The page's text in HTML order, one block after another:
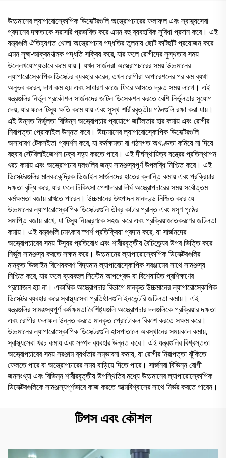
উচ্চমানের ল্যাপারোস্কোপিক ডিসেক্টরগুলি অস্ত্রোপচারের ফলাফল এবং স্বাস্থ্যসেবা
প্রদানের দক্ষতাকে সরাসরি প্রভাবিত করে এমন বহু ব্যবহারিক সুবিধা প্রদান করে। এই
যন্ত্রগুলি ঐতিহ্যগত খোলা অস্ত্রোপচার পদ্ধতির তুলনায় ছোট কাটছাঁট প্রয়োজন করে
এমন সূক্ষ্ম-আক্রমণাত্মক পদ্ধতি সক্রিয় করে, যার ফলে রোগীদের সুস্থতার সময়
উল্লেখযোগ্যভাবে কমে যায়। যখন সার্জনরা অস্ত্রোপচারের সময় উচ্চমানের
ল্যাপারোস্কোপিক ডিসেক্টর ব্যবহার করেন, তখন রোগীরা অপারেশনের পর কম ব্যথা
অনুভব করেন, দাগ কম হয় এবং সাধারণ কাজে ফিরে আসতে দ্রুত সময় লাগে। এই
যন্ত্রগুলির নির্ভুল প্রকৌশল সার্জনদের জটিল ডিসেকশন করতে বেশি নির্ভুলতার সুযোগ
দেয়, যার ফলে টিস্যু ক্ষতি কমে যায় এবং সুস্থ শারীরবৃত্তীয় গঠনগুলি রক্ষা করা যায়।
এই উন্নত নির্ভুলতা বিভিন্ন অস্ত্রোপচার প্রয়োগে জটিলতার হার কমায় এবং রোগীর
নিরাপত্তা প্রোফাইল উন্নত করে। উচ্চমানের ল্যাপারোস্কোপিক ডিসেক্টরগুলি
অসাধারণ টেকসইতা প্রদর্শন করে, যা কর্মক্ষমতা বা গঠনগত অখণ্ডতা কমিয়ে না দিয়ে
বহুবার স্টেরিলাইজেশন চক্র সহ্য করতে পারে। এই দীর্ঘস্থায়িত্ব যন্ত্রের প্রতিস্থাপন
খরচ কমায় এবং অস্ত্রোপচার দলগুলির জন্য সামঞ্জস্যপূর্ণ উপলব্ধি নিশ্চিত করে। এই
ডিসেক্টরগুলির মানব-কেন্দ্রিক ডিজাইন সার্জনদের হাতের ক্লান্তি কমায় এবং প্রক্রিয়ার
দক্ষতা বৃদ্ধি করে, যার ফলে চিকিৎসা পেশাদাররা দীর্ঘ অস্ত্রোপচারের সময় সর্বোত্তম
কর্মক্ষমতা বজায় রাখতে পারেন। উচ্চমানের উৎপাদন মানদণ্ড নিশ্চিত করে যে
উচ্চমানের ল্যাপারোস্কোপিক ডিসেক্টরগুলি তীব্র কাটার প্রান্ত এবং মসৃণ পৃষ্ঠের
সমাপ্তি বজায় রাখে, যা টিস্যু নিয়ন্ত্রণকে সহজ করে এবং প্রক্রিয়াজাতকরণের জটিলতা
কমায়। এই যন্ত্রগুলি চমৎকার স্পর্শ প্রতিক্রিয়া প্রদান করে, যা সার্জনদের
অস্ত্রোপচারের সময় টিস্যুর প্রতিরোধ এবং শারীরবৃত্তীয় বৈচিত্র্যের উপর ভিত্তি করে
নির্ভুল সামঞ্জস্য করতে সক্ষম করে। উচ্চমানের ল্যাপারোস্কোপিক ডিসেক্টরগুলির
মানকৃত ডিজাইন বিশেষকরণ বিদ্যমান ল্যাপারোস্কোপিক সরঞ্জামের সাথে সামঞ্জস্য
নিশ্চিত করে, যার ফলে ব্যয়বহুল সিস্টেম আপগ্রেড বা বিশেষায়িত প্রশিক্ষণের
প্রয়োজন হয় না। একাধিক অস্ত্রোপচার বিভাগে মানকৃত উচ্চমানের ল্যাপারোস্কোপিক
ডিসেক্টর ব্যবহার করে স্বাস্থ্যসেবা প্রতিষ্ঠানগুলি ইনভেন্টরি জটিলতা কমায়। এই
যন্ত্রগুলির সামঞ্জস্যপূর্ণ কর্মক্ষমতা বৈশিষ্ট্যগুলি অস্ত্রোপচার দলগুলিকে প্রক্রিয়ার দক্ষতা
এবং রোগীর ফলাফল উন্নত করতে মানকৃত প্রোটোকল বিকাশ করতে সক্ষম করে।
উচ্চমানের ল্যাপারোস্কোপিক ডিসেক্টরগুলি হাসপাতালে অবস্থানের সময়কাল কমায়,
স্বাস্থ্যসেবা খরচ কমায় এবং সম্পদ ব্যবহার উন্নত করে। এই যন্ত্রগুলির বিশ্বস্ততা
অস্ত্রোপচারের সময় সরঞ্জাম ব্যর্থতার সম্ভাবনা কমায়, যা রোগীর নিরাপত্তা ঝুঁকিতে
ফেলতে পারে বা অস্ত্রোপচারের সময় বাড়িয়ে দিতে পারে। সার্জনরা বিভিন্ন রোগী
জনসংখ্যা এবং বিভিন্ন শারীরবৃত্তীয় উপস্থিতির মধ্যে উচ্চমানের ল্যাপারোস্কোপিক
ডিসেক্টরগুলিকে সামঞ্জস্যপূর্ণভাবে কাজ করতে আত্মবিশ্বাসের সাথে নির্ভর করতে পারেন।
টিপস এবং কৌশল